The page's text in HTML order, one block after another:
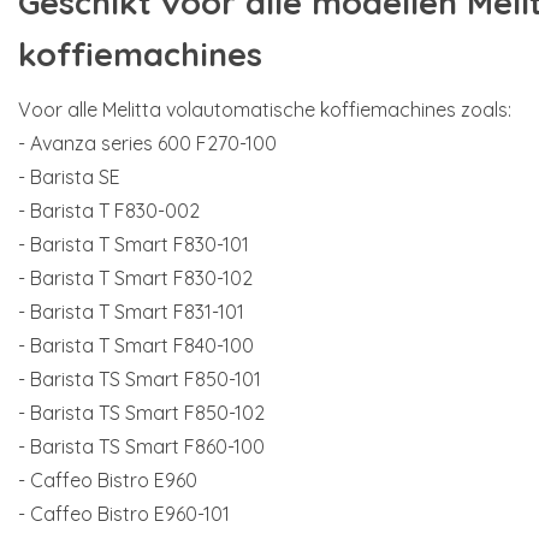
koffiemachines
Voor alle Melitta volautomatische koffiemachines zoals:
- Avanza series 600 F270-100
- Barista SE
- Barista T F830-002
- Barista T Smart F830-101
- Barista T Smart F830-102
- Barista T Smart F831-101
- Barista T Smart F840-100
- Barista TS Smart F850-101
- Barista TS Smart F850-102
- Barista TS Smart F860-100
- Caffeo Bistro E960
- Caffeo Bistro E960-101